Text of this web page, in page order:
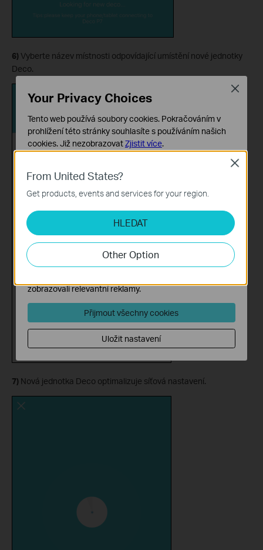
6) Vyberte název místnosti odpovídající umístění nové jednotky
Deco.
7) Nová jednotka Deco optimalizuje síťová nastavení.
From United States?
Get products, events and services for your region.
HLEDAT
Other Option
Close
Your Privacy Choices
Tento web používá soubory cookies. Pokračováním v
prohlížení této stránky souhlasíte s používáním našich
cookies.Již nezobrazovatZjistit více.
Tyto cookies jsou nezbytné pro fungování webových
stránek a nelze je ve vašich systémech deaktivovat.
Analytické a marketingové cookies
Soubory cookie pro nám umožňují analyzovat vaše
aktivity na našich webových stránkách za účelem
zlepšení a přizpůsobení jejich funkčnosti.
Marketingové soubory cookie mohou prostřednictvím
zobrazovali relevantní reklamy.
Přijmout všechny cookies
Uložit nastavení
Close